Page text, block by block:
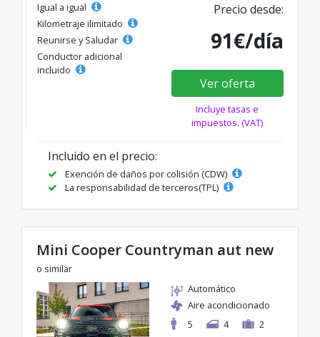
Igual a igual
Kilometraje ilimitado
Reunirse y Saludar
Conductor adicional
incluido
Precio desde:
91€/día
Ver oferta
Incluye tasas e
impuestos. (VAT)
Incluido en el precio:
Exención de daños por colisión (CDW)
La responsabilidad de terceros(TPL)
Mini Cooper Countryman aut new
o similar
Automático
Aire acondicionado
5
4 2